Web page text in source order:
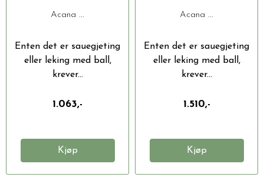
Acana ...
Enten det er sauegjeting
eller leking med ball,
krever...
1.063,-
Kjøp
Acana ...
Enten det er sauegjeting
eller leking med ball,
krever...
1.510,-
Kjøp